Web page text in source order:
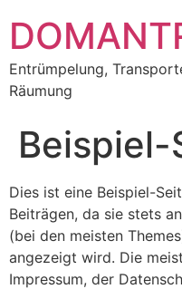
Entrümpelung,
Räumung
Beispiel-
Dies ist eine Beispiel-
Beiträgen, da sie stets
(bei den meisten
angezeigt wird. Die
Impressum, der